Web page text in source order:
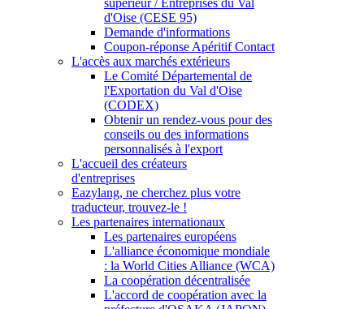
supérieur / Entreprises du Val
d'Oise (CESE 95)
Demande d'informations
Coupon-réponse Apéritif Contact
L'accès aux marchés extérieurs
Le Comité Départemental de
l'Exportation du Val d'Oise
(CODEX)
Obtenir un rendez-vous pour des
conseils ou des informations
personnalisés à l'export
L'accueil des créateurs
d'entreprises
Eazylang, ne cherchez plus votre
traducteur, trouvez-le !
Les partenaires internationaux
Les partenaires européens
L'alliance économique mondiale
: la World Cities Alliance (WCA)
La coopération décentralisée
L'accord de coopération avec la